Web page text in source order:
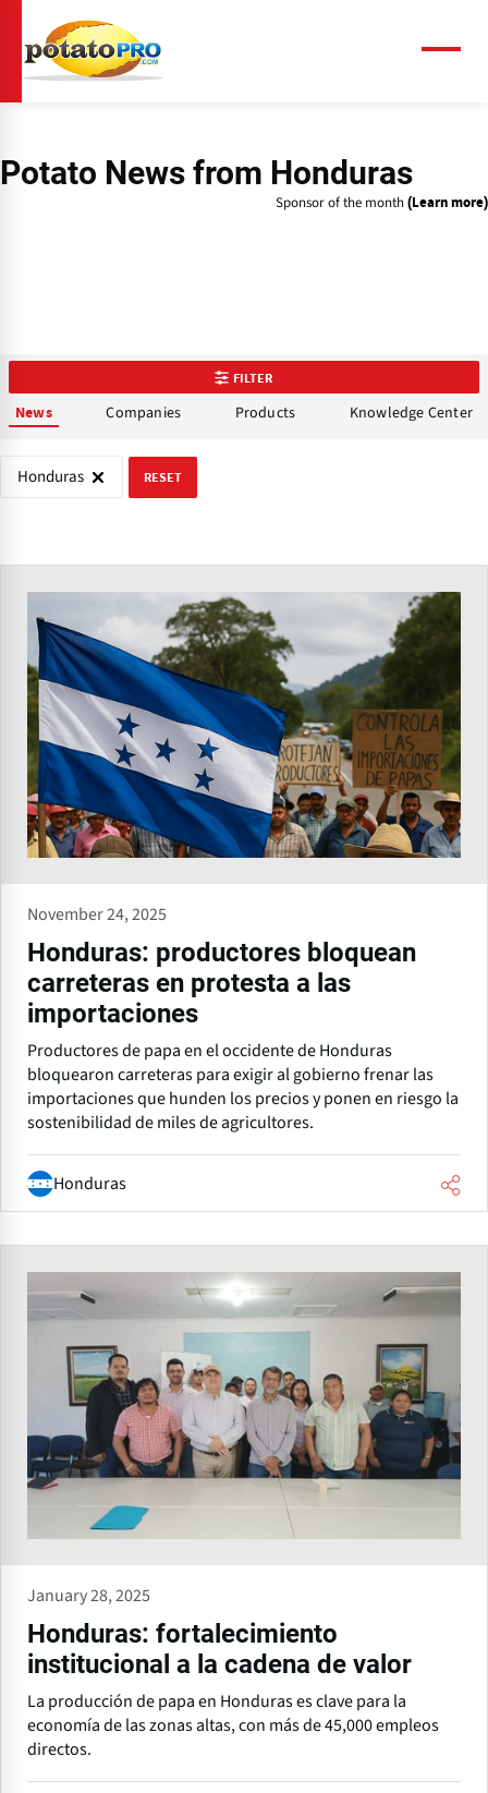
main
content
Potato News from Honduras
Sponsor of the month (Learn more)
FILTER
News Companies Products Knowledge Center
Honduras RESET
November 24, 2025
Honduras: productores bloquean
carreteras en protesta a las
importaciones
Productores de papa en el occidente de Honduras
bloquearon carreteras para exigir al gobierno frenar las
importaciones que hunden los precios y ponen en riesgo la
sostenibilidad de miles de agricultores.
Honduras
January 28, 2025
Honduras: fortalecimiento
institucional a la cadena de valor
La producción de papa en Honduras es clave para la
economía de las zonas altas, con más de 45,000 empleos
directos.